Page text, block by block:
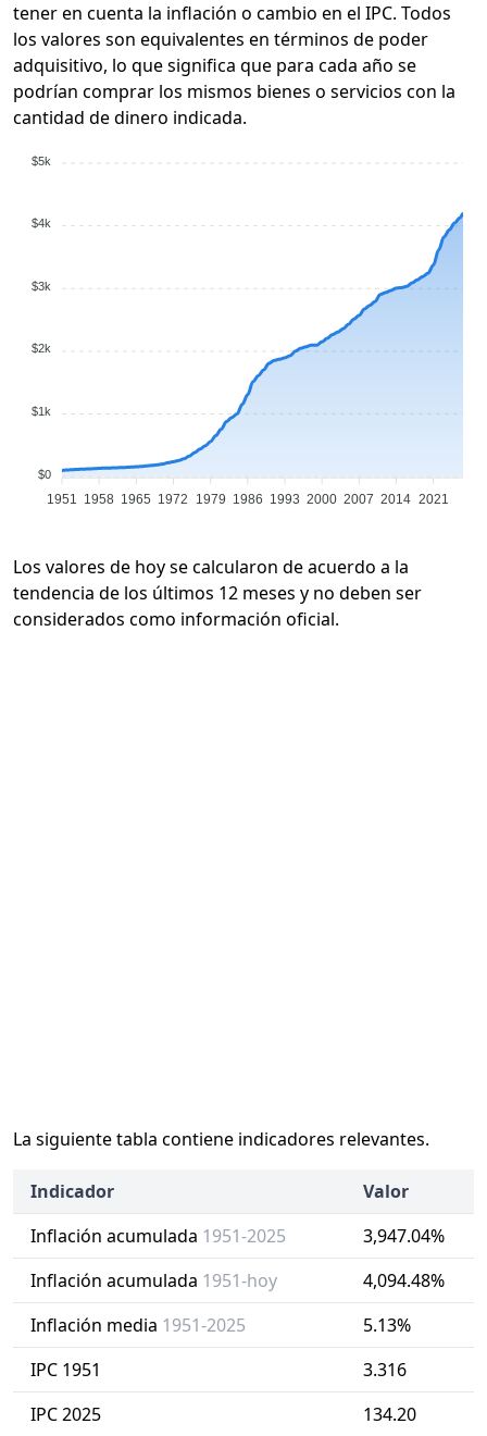
tener en cuenta la inflación o cambio en el IPC. Todos
los valores son equivalentes en términos de poder
adquisitivo, lo que significa que para cada año se
podrían comprar los mismos bienes o servicios con la
cantidad de dinero indicada.
$5k
$4k
$3k
$2k
$1k
$0
1951 1958 1965 1972 1979 1986 1993 2000 2007 2014 2021
Los valores de hoy se calcularon de acuerdo a la
tendencia de los últimos 12 meses y no deben ser
considerados como información oficial.
La siguiente tabla contiene indicadores relevantes.
Indicador
Valor
Inflación acumulada 1951-2025
3,947.04%
Inflación acumulada 1951-hoy
4,094.48%
Inflación media 1951-2025
5.13%
IPC 1951
3.316
IPC 2025
134.20